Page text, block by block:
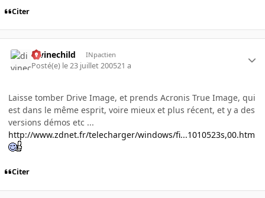
Citer
divinechild INpactien
Posté(e) le 23 juillet 200521 a
Laisse tomber Drive Image, et prends Acronis True Image, qui
est dans le même esprit, voire mieux et plus récent, et y a des
versions démos etc ...
http://www.zdnet.fr/telecharger/windows/fi...1010523s,00.htm
Citer